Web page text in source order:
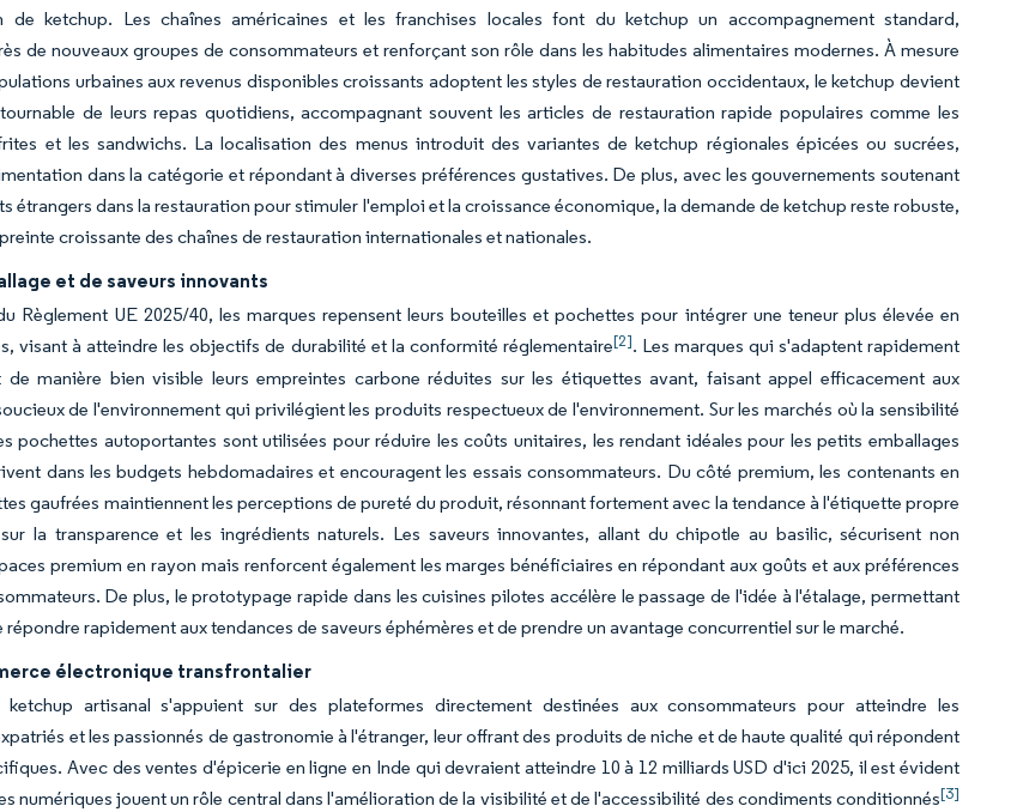
de ketchup. Les chaînes américaines et les franchises locales font du ketchup un accompagnement standard,
de nouveaux groupes de consommateurs et renforçant son rôle dans les habitudes alimentaires modernes. À mesure
urbaines aux revenus disponibles croissants adoptent les styles de restauration occidentaux, le ketchup devient
de leurs repas quotidiens, accompagnant souvent les articles de restauration rapide populaires comme les
et les sandwichs. La localisation des menus introduit des variantes de ketchup régionales épicées ou sucrées,
dans la catégorie et répondant à diverses préférences gustatives. De plus, avec les gouvernements soutenant
étrangers dans la restauration pour stimuler l'emploi et la croissance économique, la demande de ketchup reste robuste,
croissante des chaînes de restauration internationales et nationales.
et de saveurs innovants
Règlement UE 2025/40, les marques repensent leurs bouteilles et pochettes pour intégrer une teneur plus élevée en
visant à atteindre les objectifs de durabilité et la conformité réglementaire[2]. Les marques qui s'adaptent rapidement
manière bien visible leurs empreintes carbone réduites sur les étiquettes avant, faisant appel efficacement aux
de l'environnement qui privilégient les produits respectueux de l'environnement. Sur les marchés où la sensibilité
pochettes autoportantes sont utilisées pour réduire les coûts unitaires, les rendant idéales pour les petits emballages
dans les budgets hebdomadaires et encouragent les essais consommateurs. Du côté premium, les contenants en
gaufrées maintiennent les perceptions de pureté du produit, résonnant fortement avec la tendance à l'étiquette propre
la transparence et les ingrédients naturels. Les saveurs innovantes, allant du chipotle au basilic, sécurisent non
premium en rayon mais renforcent également les marges bénéficiaires en répondant aux goûts et aux préférences
De plus, le prototypage rapide dans les cuisines pilotes accélère le passage de l'idée à l'étalage, permettant
répondre rapidement aux tendances de saveurs éphémères et de prendre un avantage concurrentiel sur le marché.
électronique transfrontalier
artisanal s'appuient sur des plateformes directement destinées aux consommateurs pour atteindre les
et les passionnés de gastronomie à l'étranger, leur offrant des produits de niche et de haute qualité qui répondent
Avec des ventes d'épicerie en ligne en Inde qui devraient atteindre 10 à 12 milliards USD d'ici 2025, il est évident
numériques jouent un rôle central dans l'amélioration de la visibilité et de l'accessibilité des condiments conditionnés[3]